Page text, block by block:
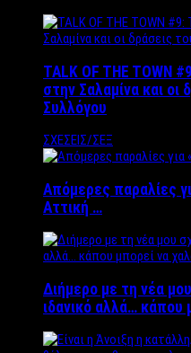
TALK OF THE TOWN
στην Σαλαμίνα και οι
Συλλόγου
ΣΧΕΣΕΙΣ/ΣΕΞ
Απόμερες παραλίες
Αττική …
Διήμερο με τη νέα
ιδανικό αλλά… κάπου